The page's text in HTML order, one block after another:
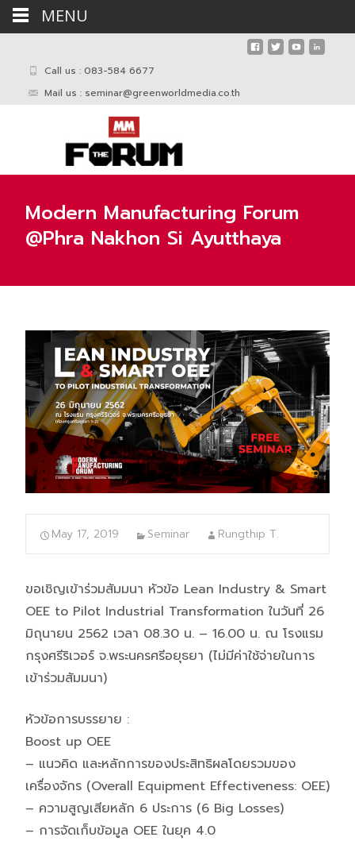
Call us : 083-584 6677
Mail us : seminar@greenworldmedia.co.th
Modern Manufacturing Forum
@Phra Nakhon Si Ayutthaya
May 17, 2019 Seminar Rungthip T.
ขอเชิญเข้าร่วมสัมมนา หัวข้อ Lean Industry & Smart
OEE to Pilot Industrial Transformation ในวันที่ 26
มิถุนายน 2562 เวลา 08.30 น. – 16.00 น. ณ โรงแรม
กรุงศรีริเวอร์ จ.พระนครศรีอยุธยา (ไม่มีค่าใช้จ่ายในการ
เข้าร่วมสัมมนา)
หัวข้อการบรรยาย :
Boost up OEE
– แนวคิด และหลักการของประสิทธิผลโดยรวมของ
เครื่องจักร (Overall Equipment Effectiveness: OEE)
– ความสูญเสียหลัก 6 ประการ (6 Big Losses)
– การจัดเก็บข้อมูล OEE ในยุค 4.0
MENU